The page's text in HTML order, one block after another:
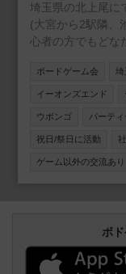
埼玉県の北上尾に
(大宮から2駅隣、池袋から40
心者の方でもどな
100種類以上のゲーム
台ほどで無料です。 6年1月10日現在/114回の開催を
ボードゲーム会 埼
イーオンズエンド
ウボンゴ パーティ
祝日/祭日に活動
ゲーム以外の交流あり
ボ